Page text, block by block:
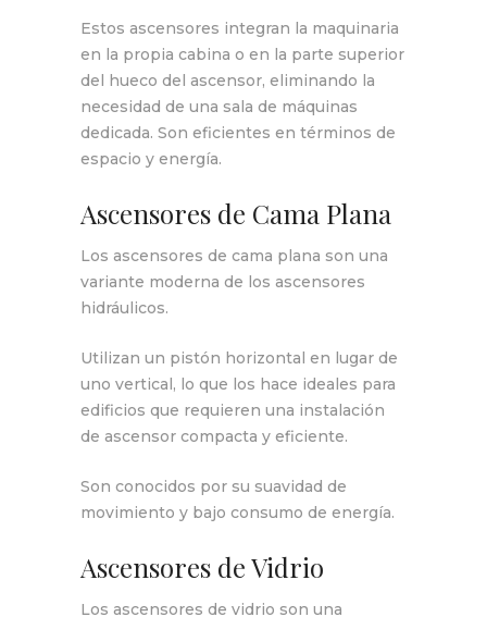
Estos ascensores integran la maquinaria
en la propia cabina o en la parte superior
del hueco del ascensor, eliminando la
necesidad de una sala de máquinas
dedicada. Son eficientes en términos de
espacio y energía.
Ascensores de Cama Plana
Los ascensores de cama plana son una
variante moderna de los ascensores
hidráulicos.
Utilizan un pistón horizontal en lugar de
uno vertical, lo que los hace ideales para
edificios que requieren una instalación
de ascensor compacta y eficiente.
Son conocidos por su suavidad de
movimiento y bajo consumo de energía.
Ascensores de Vidrio
Los ascensores de vidrio son una